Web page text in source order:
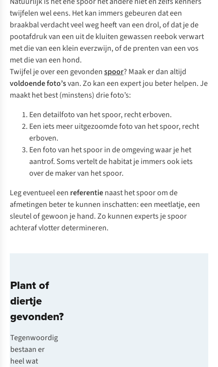
twijfelen wel eens. Het kan immers gebeuren dat een
braakbal verdacht veel weg heeft van een drol, of dat je de
pootafdruk van een uit de kluiten gewassen reebok verwart
met die van een klein everzwijn, of de prenten van een vos
met die van een hond.
Twijfel je over een gevondenspoor? Maak er dan altijd
voldoende foto’svan. Zo kan een expert jou beter helpen. Je
maakt het best (minstens) drie foto’s:
Een detailfoto van het spoor, recht erboven.
Een iets meer uitgezoomde foto van het spoor, recht
erboven.
Een foto van het spoor in de omgeving waar je het
aantrof. Soms vertelt de habitat je immers ook iets
over de maker van het spoor.
Leg eventueel een referentienaast het spoor om de
afmetingen beter te kunnen inschatten: een meetlatje, een
sleutel of gewoon je hand. Zo kunnen experts je spoor
achteraf vlotter determineren.
Plant of
diertje
gevonden?
Tegenwoordig
bestaan er
heel wat